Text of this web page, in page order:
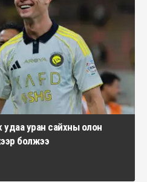
уран сайхны олон
болжээ